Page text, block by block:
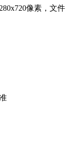
像素，文件